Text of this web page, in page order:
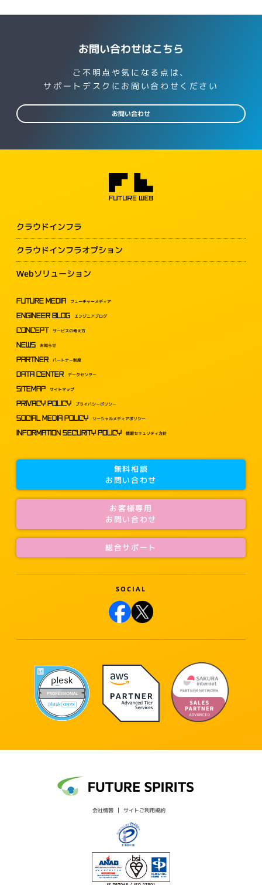
お問い合わせはこちら
ご不明点や気になる点は、
サポートデスクにお問い合わせください
お問い合わせ
クラウドインフラ
クラウドインフラオプション
Webソリューション
FUTURE MEDIA フューチャーメディア
ENGINEER BLOG エンジニアブログ
CONCEPT サービスの考え方
NEWS お知らせ
PARTNER パートナー制度
DATA CENTER データセンター
SITEMAP サイトマップ
PRIVACY POLICY プライバシーポリシー
SOCIAL MEDIA POLICY ソーシャルメディアポリシー
INFORMATION SECURITY POLICY 情報セキュリティ方針
無料相談
お問い合わせ
お客様専用
お問い合わせ
総合サポート
会社情報 サイトご利用規約